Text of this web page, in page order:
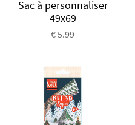
Sac à personnaliser
49x69
€ 5.99